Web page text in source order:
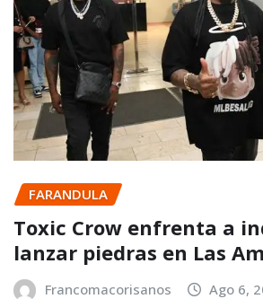
FARANDULA
Toxic Crow enfrenta a
lanzar piedras en Las
Francomacorisanos Ago 6,